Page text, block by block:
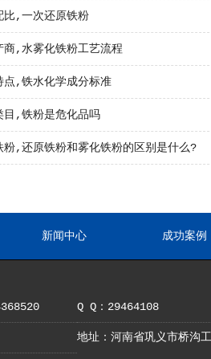
比,一次还原铁粉
商,水雾化铁粉工艺流程
点,铁水化学成分标准
目,铁粉是危化品吗
粉,还原铁粉和雾化铁粉的区别是什么?
新闻中心 成功案例
Q Q：29464108
地址：河南省巩义市桥沟